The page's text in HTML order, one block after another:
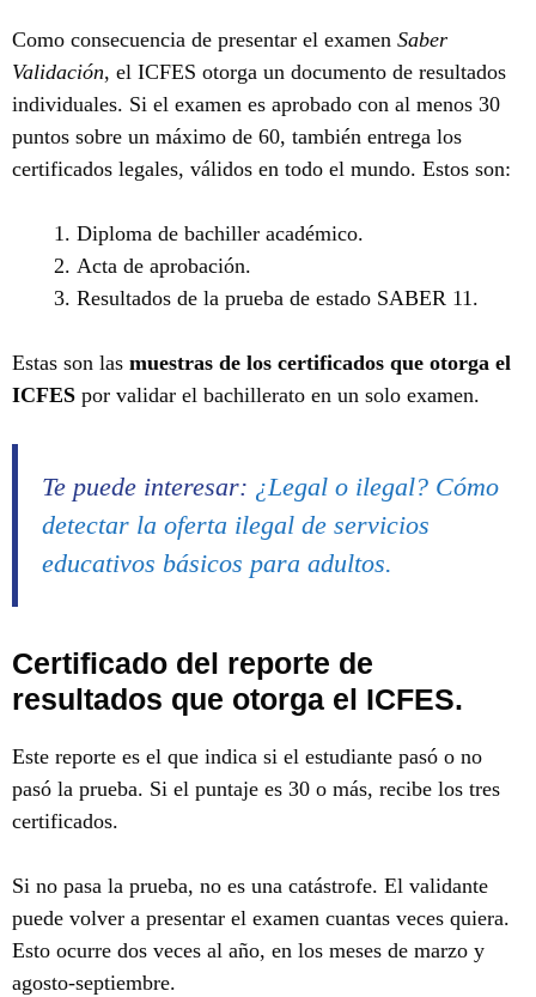
Como consecuencia de presentar el examen Saber
Validación, el ICFES otorga un documento de resultados
individuales. Si el examen es aprobado con al menos 30
puntos sobre un máximo de 60, también entrega los
certificados legales, válidos en todo el mundo. Estos son:
Diploma de bachiller académico.
Acta de aprobación.
Resultados de la prueba de estado SABER 11.
Estas son las muestras de los certificados que otorga el
ICFES por validar el bachillerato en un solo examen.
Te puede interesar: ¿Legal o ilegal? Cómo
detectar la oferta ilegal de servicios
educativos básicos para adultos.
Certificado del reporte de
resultados que otorga el ICFES.
Este reporte es el que indica si el estudiante pasó o no
pasó la prueba. Si el puntaje es 30 o más, recibe los tres
certificados.
Si no pasa la prueba, no es una catástrofe. El validante
puede volver a presentar el examen cuantas veces quiera.
Esto ocurre dos veces al año, en los meses de marzo y
agosto-septiembre.